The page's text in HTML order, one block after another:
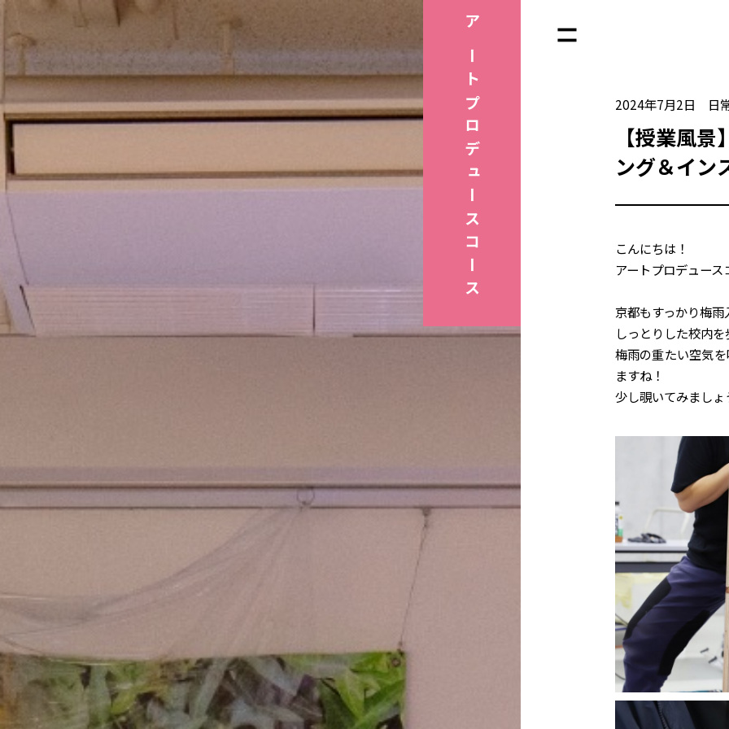
アートプロデュース
コース
2024年7月2日 日
【授業風
ング＆イン
こんにちは！
アートプロデュース
京都もすっかり梅
しっとりした校内
梅雨の重たい空気
ますね！
少し覗いてみましょ